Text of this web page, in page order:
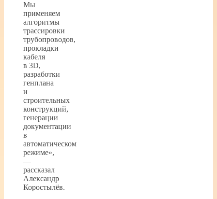
Мы
применяем
алгоритмы
трассировки
трубопроводов,
прокладки
кабеля
в 3D,
разработки
генплана
и
строительных
конструкций,
генерации
документации
в
автоматическом
режиме»,
—
рассказал
Александр
Коростылёв.